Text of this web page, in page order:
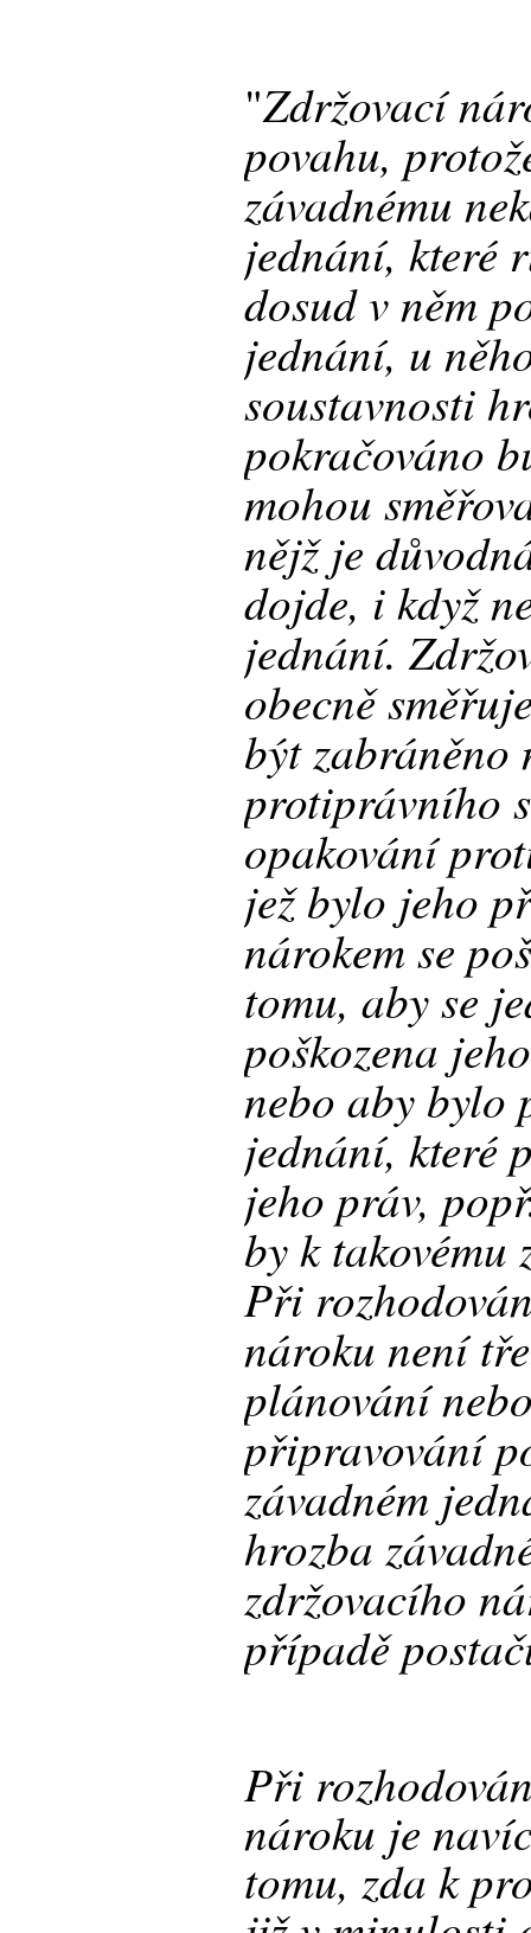
"Zdržovací
povahu,
závadnému
jednání, které
dosud v něm
jednání, u
soustavnosti
pokračováno
mohou
nějž je
dojde, i když
jednání.
obecně
být zabráněno
protiprávního
opakování
jež bylo jeho
nárokem se
tomu, aby se
poškozena
nebo aby bylo
jednání, které
jeho práv,
by k
Při
nároku není
plánování
připravování
závadném
hrozba
zdržovacího
případě
Při
nároku je
tomu, zda k